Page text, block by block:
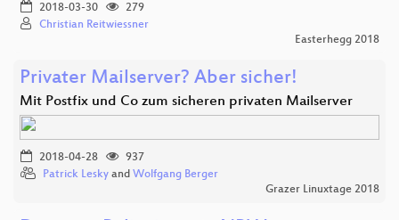
2018-03-30
279
Christian Reitwiessner
Easterhegg 2018
Privater Mailserver? Aber sicher!
Mit Postfix und Co zum sicheren privaten Mailserver
2018-04-28
937
Patrick Lesky and Wolfgang Berger
Grazer Linuxtage 2018